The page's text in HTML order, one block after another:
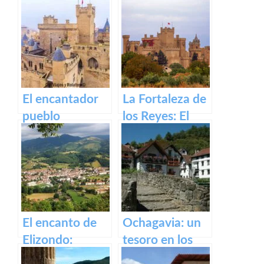
antigua fábrica
de Orbaizeta
Irati
El encantador
pueblo
medieval de
Olite y su
impresionante
Castillo Palacio
Real.
La Fortaleza de
los Reyes: El
Castillo de Olite
El encanto de
Elizondo:
Descubre la
Ochagavia: un
tesoro en los
Pirineos